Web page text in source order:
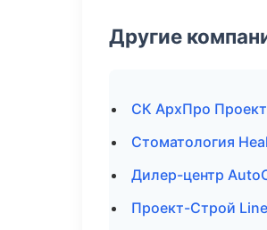
Другие
СК АрхПро
Стоматология
Дилер-центр
Проект-Строй